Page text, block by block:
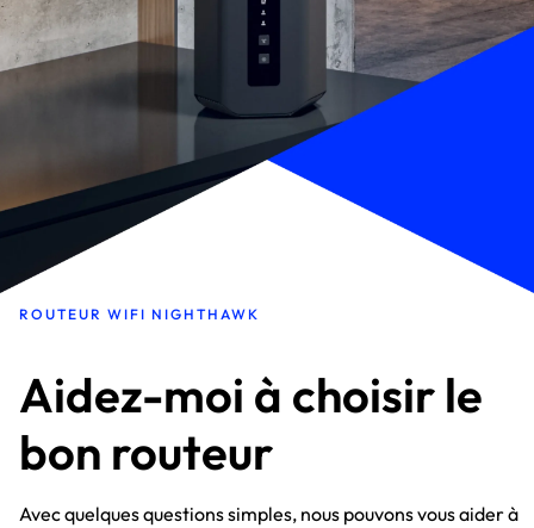
ROUTEUR WIFI NIGHTHAWK
Aidez-moi à choisir le
bon routeur
Avec quelques questions simples, nous pouvons vous aider à